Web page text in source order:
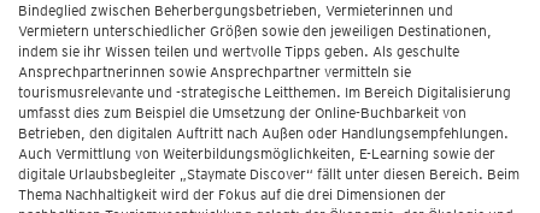
Bindeglied zwischen Beherbergungsbetrieben, Vermieterinnen und
Vermietern unterschiedlicher Größen sowie den jeweiligen Destinationen,
indem sie ihr Wissen teilen und wertvolle Tipps geben. Als geschulte
Ansprechpartnerinnen sowie Ansprechpartner vermitteln sie
tourismusrelevante und -strategische Leitthemen. Im Bereich Digitalisierung
umfasst dies zum Beispiel die Umsetzung der Online-Buchbarkeit von
Betrieben, den digitalen Auftritt nach Außen oder Handlungsempfehlungen.
Auch Vermittlung von Weiterbildungsmöglichkeiten, E-Learning sowie der
digitale Urlaubsbegleiter „Staymate Discover“ fällt unter diesen Bereich. Beim
Thema Nachhaltigkeit wird der Fokus auf die drei Dimensionen der